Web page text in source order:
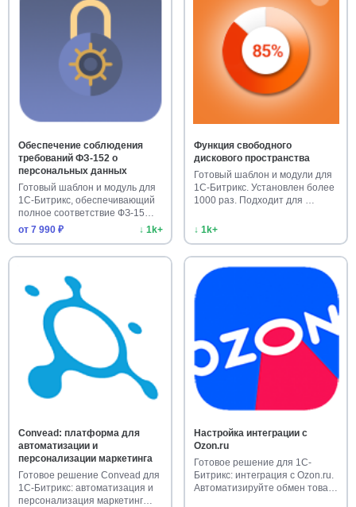
Обеспечение соблюдения
требований ФЗ-152 о
персональных данных
Готовый шаблон и модуль для
1С-Битрикс, обеспечивающий
полное соответствие ФЗ-15…
от 7 990 ₽
↓ 1k+
Функция свободного
дискового пространства
Готовый шаблон и модули для
1С-Битрикс. Установлен более
1000 раз. Подходит для …
↓ 1k+
Convead: платформа для
автоматизации и
персонализации маркетинга
Готовое решение Convead для
1С-Битрикс: автоматизация и
персонализация маркетинг…
Настройка интеграции с
Ozon.ru
Готовое решение для 1С-
Битрикс: интеграция с Ozon.ru.
Автоматизируйте обмен това…